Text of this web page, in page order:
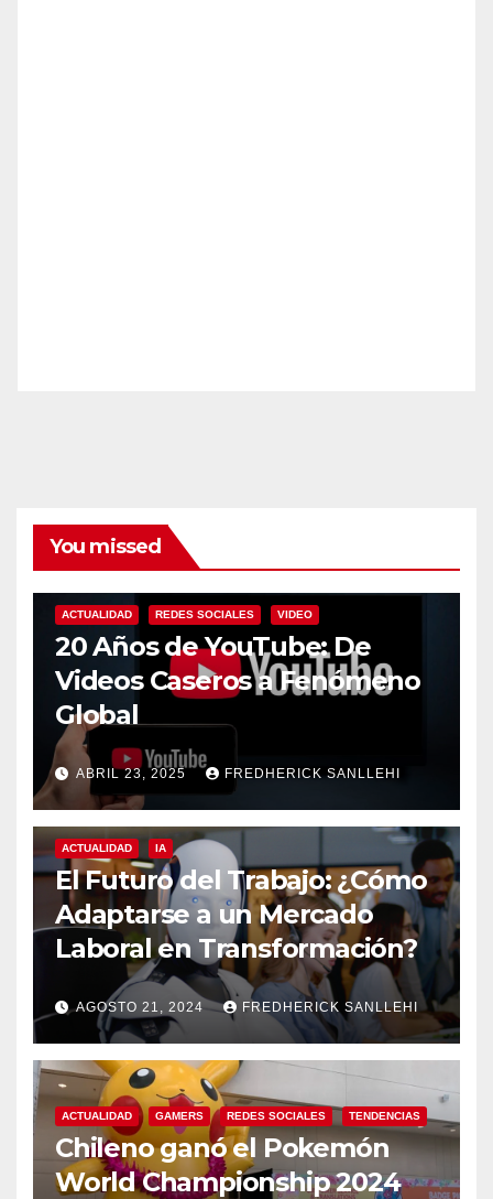
You missed
ACTUALIDAD REDES SOCIALES VIDEO
20 Años de YouTube: De
Videos Caseros a Fenómeno
Global
ABRIL 23, 2025 FREDHERICK SANLLEHI
ACTUALIDAD IA
El Futuro del Trabajo: ¿Cómo
Adaptarse a un Mercado
Laboral en Transformación?
AGOSTO 21, 2024 FREDHERICK SANLLEHI
ACTUALIDAD GAMERS REDES SOCIALES TENDENCIAS
Chileno ganó el Pokemón
World Championship 2024